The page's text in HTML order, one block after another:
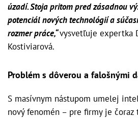
úzadí. Stoja pritom pred zásadnou
potenciál nových technológií a
rozmer práce,“vysvetľuje expertka
Kostiviarová.
Problém s dôverou a falošnými
S masívnym nástupom umelej
nový fenomén – pre firmy je